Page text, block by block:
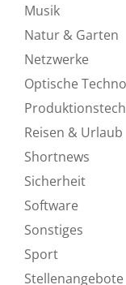
Musik
Natur & Garten
Netzwerke
Optische
Reisen & Urlaub
Shortnews
Sicherheit
Software
Sonstiges
Sport
Stellenangebote